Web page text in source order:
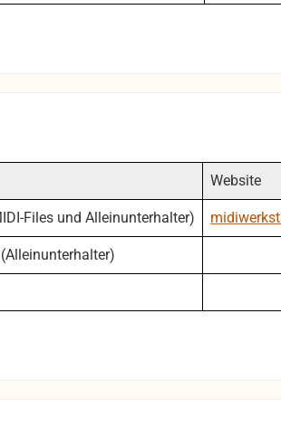
Website
Files und Alleinunterhalter)